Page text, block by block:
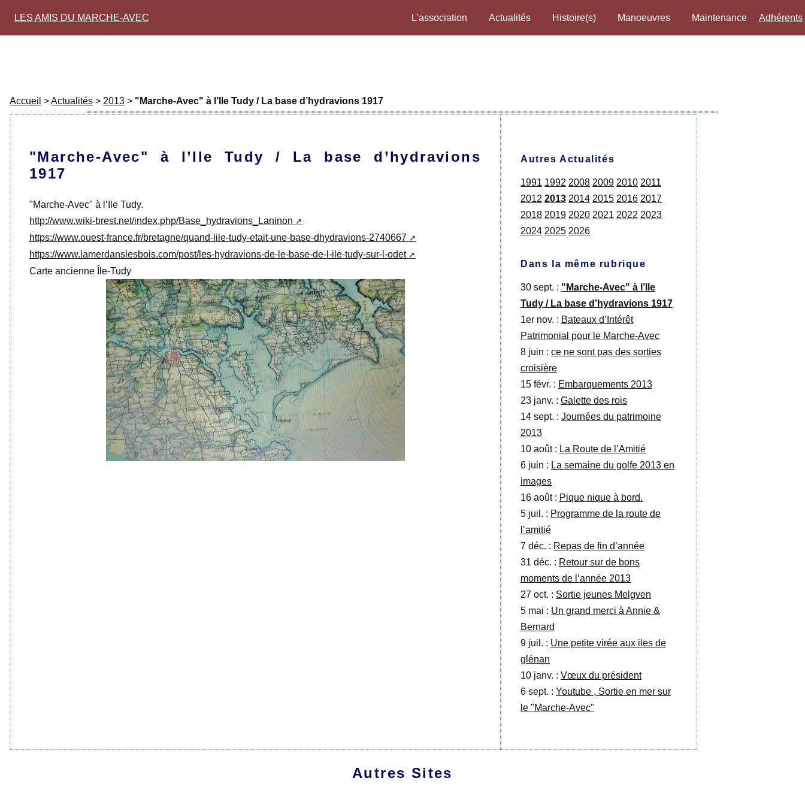
LES AMIS DU MARCHE-AVEC L’association Actualités Histoire(s) Manoeuvres Maintenance Adhérents
Accueil >Actualités > 2013 > "Marche-Avec" à l’Ile Tudy / La base d’hydravions 1917
"Marche-Avec" à l’Ile Tudy / La base d’hydravions
1917
"Marche-Avec" à l’Ile Tudy.
http://www.wiki-brest.net/index.php/Base_hydravions_Laninon
https://www.ouest-france.fr/bretagne/quand-lile-tudy-etait-une-base-dhydravions-2740667
https://www.lamerdanslesbois.com/post/les-hydravions-de-le-base-de-l-ile-tudy-sur-l-odet
Carte ancienne Île-Tudy
Autres Actualités
1991 1992 2008 2009 2010 2011
2012 2013 2014 2015 2016 2017
2018 2019 2020 2021 2022 2023
2024 2025 2026
Dans la même rubrique
30 sept. : "Marche-Avec" à l’Ile
Tudy / La base d’hydravions 1917
1er nov. : Bateaux d’Intérêt
Patrimonial pour le Marche-Avec
8 juin : ce ne sont pas des sorties
croisière
15 févr. : Embarquements 2013
23 janv. : Galette des rois
14 sept. : Journées du patrimoine
2013
10 août : La Route de l’Amitié
6 juin : La semaine du golfe 2013 en
images
16 août : Pique nique à bord.
5 juil. : Programme de la route de
l’amitié
7 déc. : Repas de fin d’année
31 déc. : Retour sur de bons
moments de l’année 2013
27 oct. : Sortie jeunes Melgven
5 mai : Un grand merci à Annie &
Bernard
9 juil. : Une petite virée aux iles de
glénan
10 janv. : Vœux du président
6 sept. : Youtube , Sortie en mer sur
le "Marche-Avec"
Autres Sites